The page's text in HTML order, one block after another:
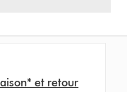
et retour